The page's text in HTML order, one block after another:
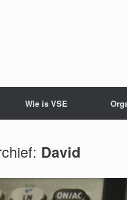
Wie is VSE
David